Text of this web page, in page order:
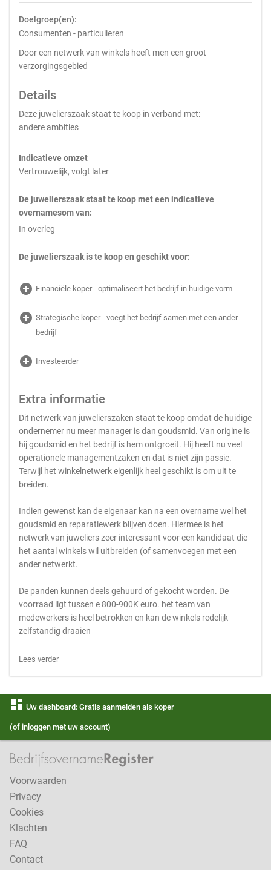
Doelgroep(en):
Consumenten - particulieren
Door een netwerk van winkels heeft men een groot
verzorgingsgebied
Details
Deze juwelierszaak staat te koop in verband met:
andere ambities
Indicatieve omzet
Vertrouwelijk, volgt later
De juwelierszaak staat te koop met een indicatieve
overnamesom van:
In overleg
De juwelierszaak is te koop en geschikt voor:
add_circle Financiële koper - optimaliseert het bedrijf in huidige vorm
add_circle Strategische koper - voegt het bedrijf samen met een ander
bedrijf
add_circle Investeerder
Extra informatie
Dit netwerk van juwelierszaken staat te koop omdat de huidige
ondernemer nu meer manager is dan goudsmid. Van origine is
hij goudsmid en het bedrijf is hem ontgroeit. Hij heeft nu veel
operationele managementzaken en dat is niet zijn passie.
Terwijl het winkelnetwerk eigenlijk heel geschikt is om uit te
breiden.
Indien gewenst kan de eigenaar kan na een overname wel het
goudsmid en reparatiewerk blijven doen. Hiermee is het
netwerk van juweliers zeer interessant voor een kandidaat die
het aantal winkels wil uitbreiden (of samenvoegen met een
ander netwerkt.
De panden kunnen deels gehuurd of gekocht worden. De
voorraad ligt tussen e 800-900K euro. het team van
medewerkers is heel betrokken en kan de winkels redelijk
zelfstandig draaien
Lees verder
dashboard Uw dashboard: Gratis aanmelden als koper
(of inloggen met uw account)
Voorwaarden
Privacy
Cookies
Klachten
FAQ
Contact